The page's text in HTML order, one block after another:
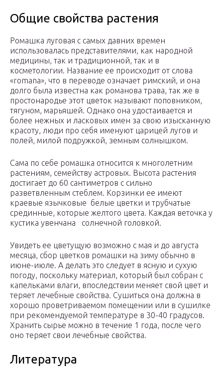
Общие свойства растения
Ромашка луговая с самых давних времен
использовалась представителями, как народной
медицины, так и традиционной, так и в
косметологии. Название ее происходит от слова
«romana», что в переводе означает римский, и она
долго была известна как романова трава, так же в
простонародье этот цветок называют поповником,
тягуном, марьяшей. Однако она удостаивается и
более нежных и ласковых имен за свою изысканную
красоту, люди про себя именуют царицей лугов и
полей, милой подружкой, земным солнышком.
Сама по себе ромашка относится к многолетним
растениям, семейству астровых. Высота растения
достигает до 60 сантиметров с сильно
разветвленным стеблем. Корзинки ее имеют
краевые язычковые белые цветки и трубчатые
срединные, которые желтого цвета. Каждая веточка у
кустика увенчана солнечной головкой.
Увидеть ее цветущую возможно с мая и до августа
месяца, сбор цветков ромашки на зиму обычно в
июне-июле. А делать это следует в ясную и сухую
погоду, поскольку материал, который был собран с
капельками влаги, впоследствии меняет свой цвет и
теряет лечебные свойства. Сушиться она должна в
хорошо проветриваемом помещении или в сушилке
при рекомендуемой температуре в 30-40 градусов.
Хранить сырье можно в течение 1 года, после чего
оно теряет свои лечебные свойства.
Литература